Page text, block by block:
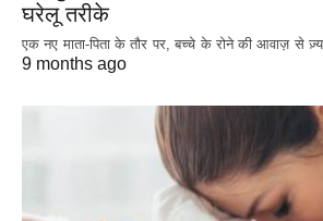
घरेलू तरीके
एक नए माता-पिता के तौर पर, बच्चे के रोने की आवाज़ से
9 months ago